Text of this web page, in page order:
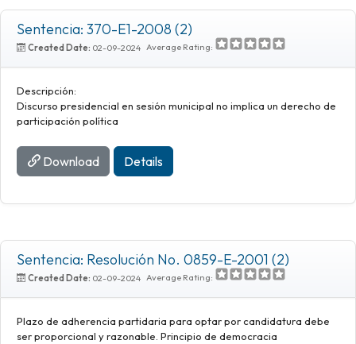
Sentencia: 370-E1-2008 (2)
Created Date: 02-09-2024 Average Rating:
Descripción:
Discurso presidencial en sesión municipal no implica un derecho de
participación política
Download Details
Sentencia: Resolución No. 0859-E-2001 (2)
Created Date: 02-09-2024 Average Rating:
Plazo de adherencia partidaria para optar por candidatura debe
ser proporcional y razonable. Principio de democracia